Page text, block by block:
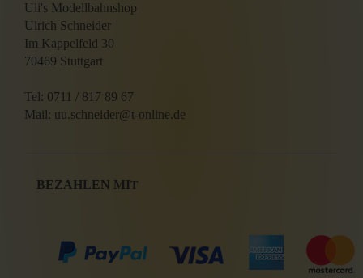
Uli's Modellbahnshop
Ulrich Schneider
Im Kappelfeld 30
70469 Stuttgart
Tel: 0711 / 817 89 67
Mail: uu.schneider@t-online.de
BEZAHLEN MIT